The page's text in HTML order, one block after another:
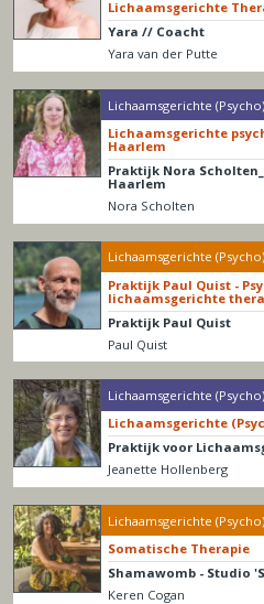
Lichaamsgerichte
Yara // Coacht
Yara van der Putte
Lichaamsgerichte
Lichaamsgerichte
Haarlem
Praktijk Nora
Haarlem
Nora Scholten
Lichaamsgerichte
Praktijk Paul Quist -
lichaamsgerichte
Praktijk Paul Quist
Paul Quist
Lichaamsgerichte
Lichaamsgerichte
Praktijk voor
Jeanette Hollenberg
Lichaamsgerichte
Somatische Therapie
Shamawomb - Studio
Keren Cogan